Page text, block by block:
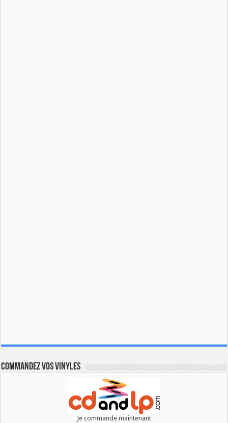
Commandez vos vinyles
Je commande maintenant